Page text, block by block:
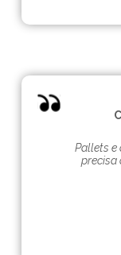
Pallets e
precisa